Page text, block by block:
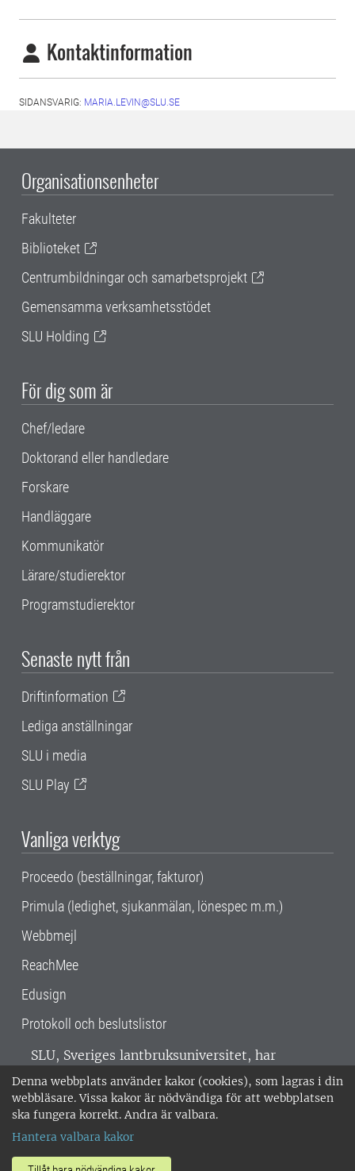
Denna webbplats använder kakor (cookies), som lagras i din
webbläsare. Vissa kakor är nödvändiga för att webbplatsen
ska fungera korrekt. Andra är valbara.
Hantera valbara kakor
Kontaktinformation
SIDANSVARIG: MARIA.LEVIN@SLU.SE
Organisationsenheter
Fakulteter
Biblioteket
Centrumbildningar och samarbetsprojekt
Gemensamma verksamhetsstödet
SLU Holding
För dig som är
Chef/ledare
Doktorand eller handledare
Forskare
Handläggare
Kommunikatör
Lärare/studierektor
Programstudierektor
Senaste nytt från
Driftinformation
Lediga anställningar
SLU i media
SLU Play
Vanliga verktyg
Proceedo (beställningar, fakturor)
Primula (ledighet, sjukanmälan, lönespec m.m.)
Webbmejl
ReachMee
Edusign
Protokoll och beslutslistor
SLU, Sveriges lantbruksuniversitet, har
verksamhet över hela Sverige. Huvudorter är
Alnarp, Uppsala och Umeå.SLU är
miljöcertifierat enligt ISO 14001. •
018-67 10 00 • Org nr: 202100-2817 •